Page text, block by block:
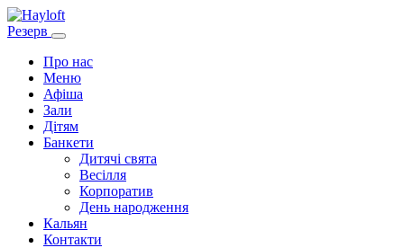
Резерв
Про нас
Меню
Афіша
Зали
Дітям
Банкети
Дитячі свята
Весілля
Корпоратив
День народження
Кальян
Контакти